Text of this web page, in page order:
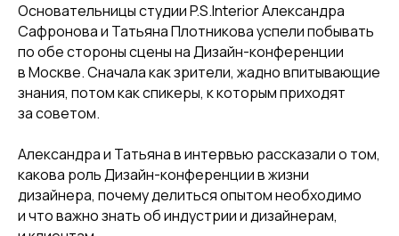
Основательницы студии P.S.Interior Александра
Сафронова и Татьяна Плотникова успели побывать
по обе стороны сцены на Дизайн-конференции
в Москве. Сначала как зрители, жадно впитывающие
знания, потом как спикеры, к которым приходят
за советом.
Александра и Татьяна в интервью рассказали о том,
какова роль Дизайн-конференции в жизни
дизайнера, почему делиться опытом необходимо
и что важно знать об индустрии и дизайнерам,